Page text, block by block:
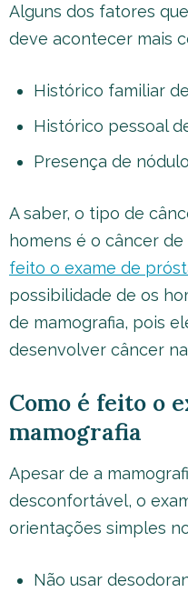
Alguns dos fatores
deve acontecer mais
Histórico familiar
Histórico pessoal
Presença de
A saber, o tipo de
homens é o câncer
feito o exame de
possibilidade de os
de mamografia, pois
desenvolver câncer
Como é feito o
mamografia
Apesar de a
desconfortável, o
orientações simples
Não usar